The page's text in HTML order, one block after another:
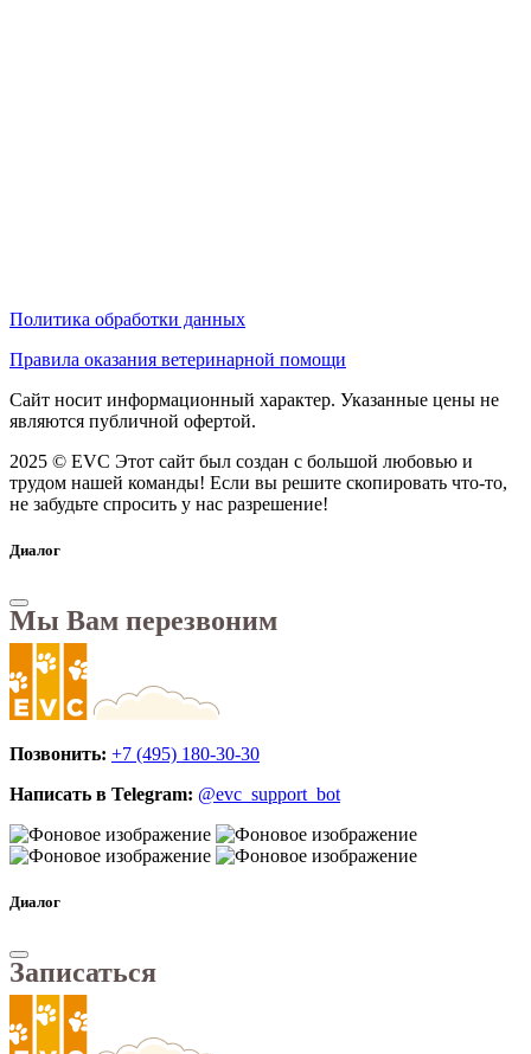
Политика обработки данных
Правила оказания ветеринарной помощи
Сайт носит информационный характер. Указанные цены не
являются публичной офертой.
2025 © EVC Этот сайт был создан с большой любовью и
трудом нашей команды! Если вы решите скопировать что-то,
не забудьте спросить у нас разрешение!
Диалог
Мы Вам перезвоним
Позвонить: +7 (495) 180-30-30
Написать в Telegram: @evc_support_bot
Диалог
Записаться